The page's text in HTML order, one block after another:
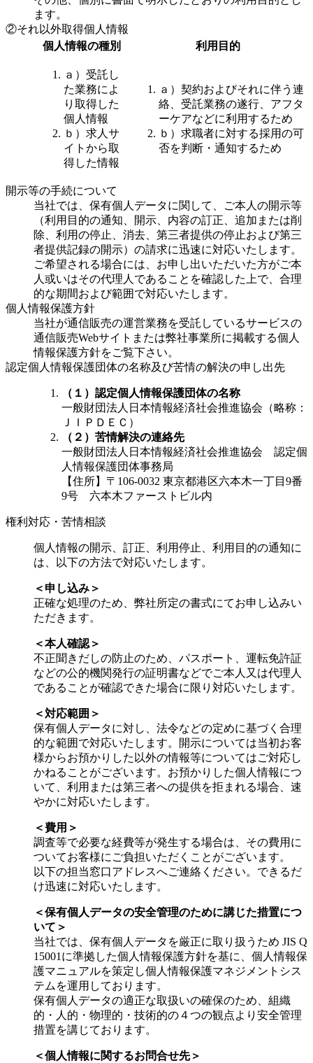
ます。
②それ以外取得個人情報
個人情報の種別
利用目的
ａ）受託し
た業務によ
り取得した
個人情報
ｂ）求人サ
イトから取
得した情報
ａ）契約およびそれに伴う連
絡、受託業務の遂行、アフタ
ーケアなどに利用するため
ｂ）求職者に対する採用の可
否を判断・通知するため
開示等の手続について
当社では、保有個人データに関して、ご本人の開示等
（利用目的の通知、開示、内容の訂正、追加または削
除、利用の停止、消去、第三者提供の停止および第三
者提供記録の開示）の請求に迅速に対応いたします。
ご希望される場合には、お申し出いただいた方がご本
人或いはその代理人であることを確認した上で、合理
的な期間および範囲で対応いたします。
個人情報保護方針
当社が通信販売の運営業務を受託しているサービスの
通信販売Webサイトまたは弊社事業所に掲載する個人
情報保護方針をご覧下さい。
認定個人情報保護団体の名称及び苦情の解決の申し出先
（１）認定個人情報保護団体の名称
一般財団法人日本情報経済社会推進協会（略称：
ＪＩＰＤＥＣ）
（２）苦情解決の連絡先
一般財団法人日本情報経済社会推進協会 認定個
人情報保護団体事務局
【住所】〒106-0032 東京都港区六本木一丁目9番
9号 六本木ファーストビル内
権利対応・苦情相談
個人情報の開示、訂正、利用停止、利用目的の通知に
は、以下の方法で対応いたします。
＜申し込み＞
正確な処理のため、弊社所定の書式にてお申し込みい
ただきます。
＜本人確認＞
不正聞きだしの防止のため、パスポート、運転免許証
などの公的機関発行の証明書などでご本人又は代理人
であることが確認できた場合に限り対応いたします。
＜対応範囲＞
保有個人データに対し、法令などの定めに基づく合理
的な範囲で対応いたします。開示については当初お客
様からお預かりした以外の情報等についてはご対応し
かねることがございます。お預かりした個人情報につ
いて、利用または第三者への提供を拒まれる場合、速
やかに対応いたします。
＜費用＞
調査等で必要な経費等が発生する場合は、その費用に
ついてお客様にご負担いただくことがございます。
以下の担当窓口アドレスへご連絡ください。できるだ
け迅速に対応いたします。
＜保有個人データの安全管理のために講じた措置につ
いて＞
当社では、保有個人データを厳正に取り扱うため JIS Q
15001に準拠した個人情報保護方針を基に、個人情報保
護マニュアルを策定し個人情報保護マネジメントシス
テムを運用しております。
保有個人データの適正な取扱いの確保のため、組織
的・人的・物理的・技術的の４つの観点より安全管理
措置を講じております。
＜個人情報に関するお問合せ先＞